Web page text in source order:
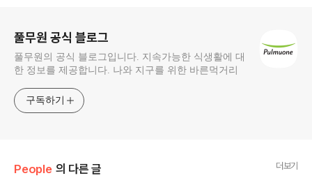
풀무원 공식 블로그
풀무원의 공식 블로그입니다. 지속가능한 식생활에 대
한 정보를 제공합니다. 나와 지구를 위한 바른먹거리
구독하기
People 의 다른 글 더보기